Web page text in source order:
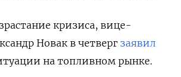
кризиса, вице-
Новак в четверг заявил
на топливном рынке.